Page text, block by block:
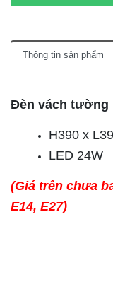
Thông tin sản phẩm
Đèn vách tường
H390 x
LED 24W
(Giá trên chưa
E14, E27)